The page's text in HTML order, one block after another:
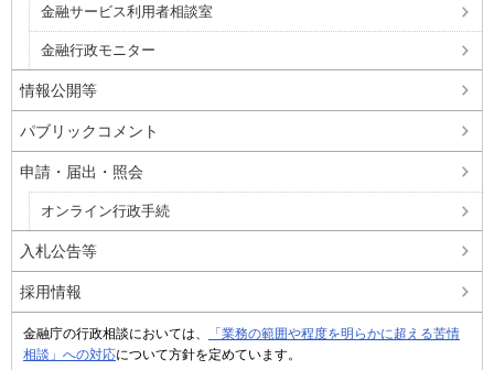
金融サービス利用者相談室
金融行政モニター
情報公開等
パブリックコメント
申請・届出・照会
オンライン行政手続
入札公告等
採用情報
金融庁の行政相談においては、
「業務の範囲や程度を明らかに超える苦情
相談」への対応について方針を定めています。